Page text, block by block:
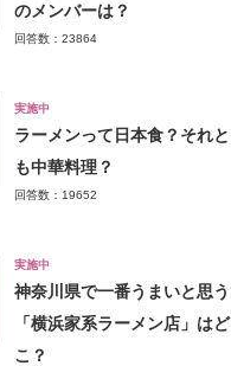
のメンバーは？
回答数：23864
実施中
ラーメンって日本食？それと
も中華料理？
回答数：19652
実施中
神奈川県で一番うまいと思う
「横浜家系ラーメン店」はど
こ？